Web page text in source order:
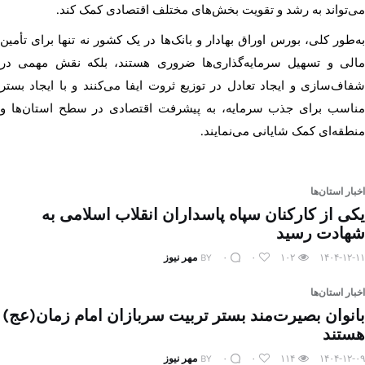
می‌تواند به رشد و تقویت بخش‌های مختلف اقتصادی کمک کند.
به‌طور کلی، بورس اوراق بهادار و بانک‌ها در یک کشور نه تنها برای تأمین
مالی و تسهیل سرمایه‌گذاری‌ها ضروری هستند، بلکه نقش مهمی در
شفاف‌سازی و ایجاد تعادل در توزیع ثروت ایفا می‌کنند و با ایجاد بستر
مناسب برای جذب سرمایه، به پیشرفت اقتصادی در سطح استان‌ها و
منطقه‌ای کمک شایانی می‌نمایند.
اخبار استان‌ها
یکی از کارکنان سپاه پاسداران انقلاب اسلامی به
شهادت رسید
۱۴۰۴-۱۲-۱۱ ۱۰۲ ۰ ۰ BY مهر نیوز
اخبار استان‌ها
بانوان بصیرت‌مند بستر تربیت سربازان امام زمان(عج)
هستند
۱۴۰۴-۱۲-۰۹ ۱۱۴ ۰ ۰ BY مهر نیوز